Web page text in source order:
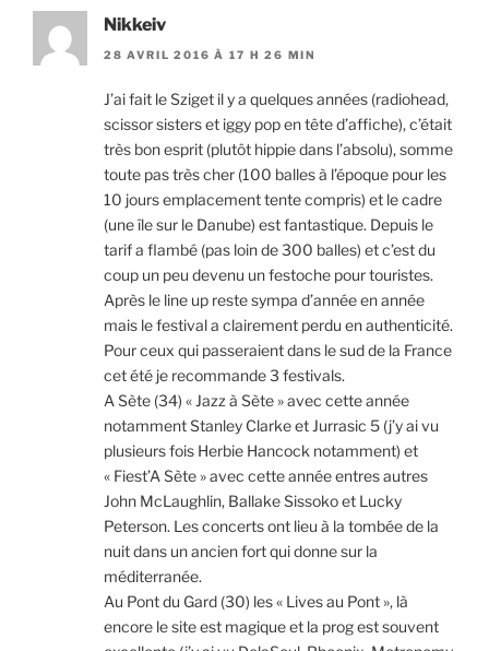
Nikkeiv
28 AVRIL 2016 À 17 H 26 MIN
J’ai fait le Sziget il y a quelques années (radiohead,
scissor sisters et iggy pop en tête d’affiche), c’était
très bon esprit (plutôt hippie dans l’absolu), somme
toute pas très cher (100 balles à l’époque pour les
10 jours emplacement tente compris) et le cadre
(une île sur le Danube) est fantastique. Depuis le
tarif a flambé (pas loin de 300 balles) et c’est du
coup un peu devenu un festoche pour touristes.
Après le line up reste sympa d’année en année
mais le festival a clairement perdu en authenticité.
Pour ceux qui passeraient dans le sud de la France
cet été je recommande 3 festivals.
A Sète (34) « Jazz à Sète » avec cette année
notamment Stanley Clarke et Jurrasic 5 (j’y ai vu
plusieurs fois Herbie Hancock notamment) et
« Fiest’A Sète » avec cette année entres autres
John McLaughlin, Ballake Sissoko et Lucky
Peterson. Les concerts ont lieu à la tombée de la
nuit dans un ancien fort qui donne sur la
méditerranée.
Au Pont du Gard (30) les « Lives au Pont », là
encore le site est magique et la prog est souvent